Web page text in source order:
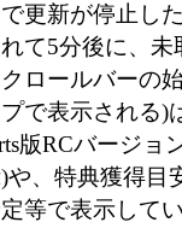
更新が停止し
て5分後に、
ロールバーの
で表示される)
版RCバージ
や、特典獲得目
等で表示して